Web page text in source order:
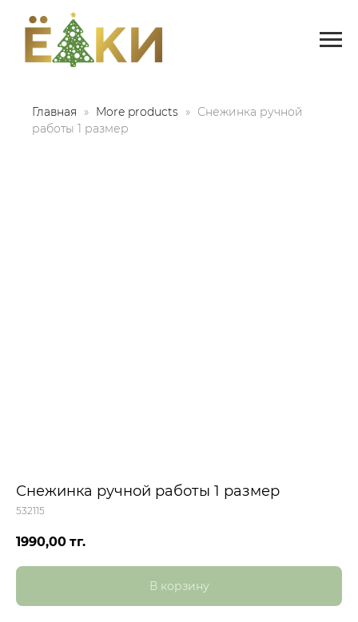
Главная More products
Снежинка ручной
работы 1 размер
Снежинка ручной работы 1 размер
532115
1990,00 тг.
В корзину